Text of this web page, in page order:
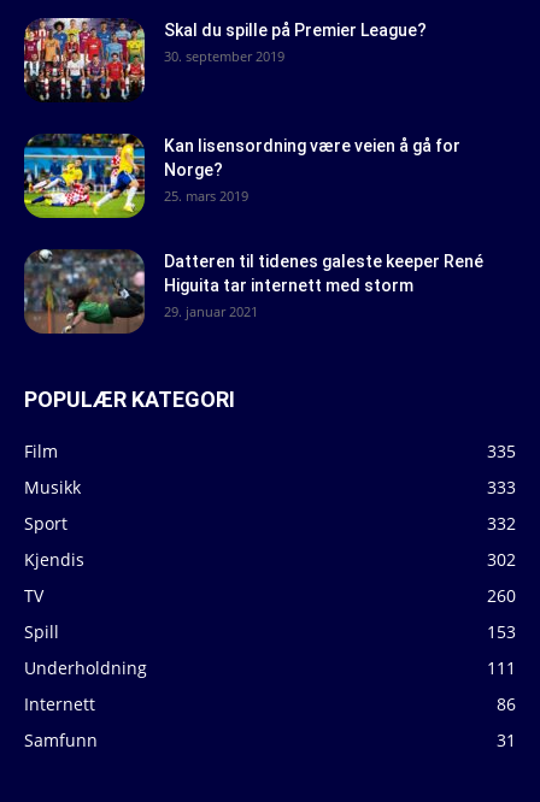
Skal du spille på Premier League?
30. september 2019
Kan lisensordning være veien å gå for
Norge?
25. mars 2019
Datteren til tidenes galeste keeper René
Higuita tar internett med storm
29. januar 2021
POPULÆR KATEGORI
Film
335
Musikk
333
Sport
332
Kjendis
302
TV
260
Spill
153
Underholdning
111
Internett
86
Samfunn
31